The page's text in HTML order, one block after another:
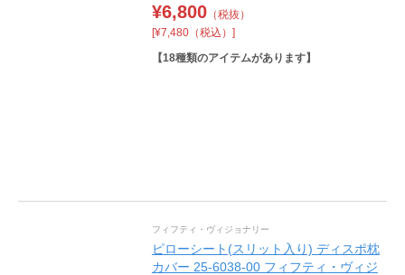
¥6,800（税抜）
[¥7,480（税込）]
【18種類のアイテムがあります】
フィフティ・ヴィジョナリー
ピローシート(スリット入り) ディスポ枕
カバー 25-6038-00 フィフティ・ヴィジ